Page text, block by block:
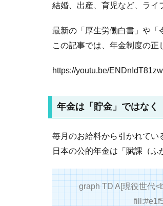
結婚、出産、育児など、ライ
最新の「厚生労働白書」や「
この記事では、年金制度の正
https://youtu.be/ENDnIdT81zw
年金は「貯金」ではなく
毎月のお給料から引かれてい
日本の公的年金は「賦課（ふ
graph TD A[現役世代